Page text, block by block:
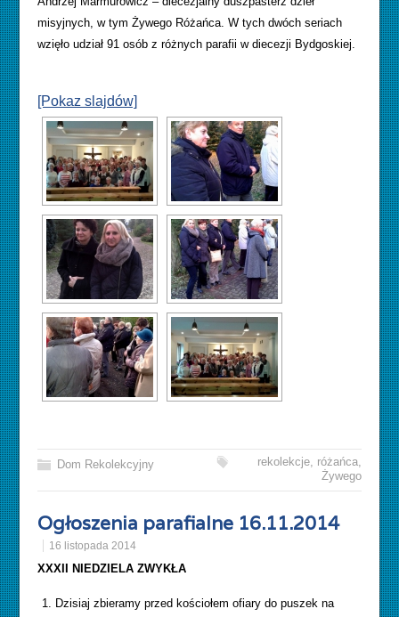
misyjnych, w tym Żywego Różańca. W tych dwóch seriach
wzięło udział 91 osób z różnych parafii w diecezji Bydgoskiej.
[Pokaz slajdów]
Dom Rekolekcyjny rekolekcje, różańca,
Żywego
Ogłoszenia parafialne 16.11.2014
16 listopada 2014
XXXII NIEDZIELA ZWYKŁA
Dzisiaj zbieramy przed kościołem ofiary do puszek na